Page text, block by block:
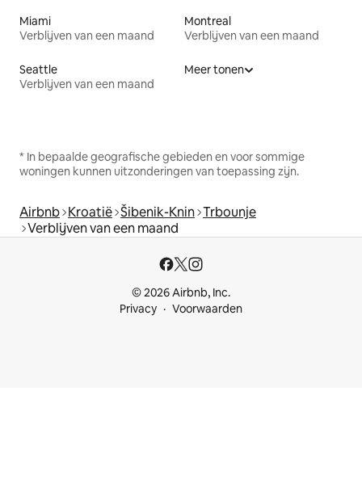
Miami
Verblijven van een maand
Montreal
Verblijven van een maand
Seattle
Verblijven van een maand
Meer tonen
* In bepaalde geografische gebieden en voor sommige
woningen kunnen uitzonderingen van toepassing zijn.
Airbnb Kroatië Šibenik-Knin Trbounje
Verblijven van een maand
© 2026 Airbnb, Inc.
Privacy
Voorwaarden